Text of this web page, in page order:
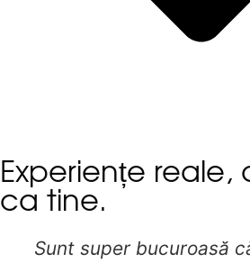
Experiențe reale,
ca tine.
Sunt super bucuroasă